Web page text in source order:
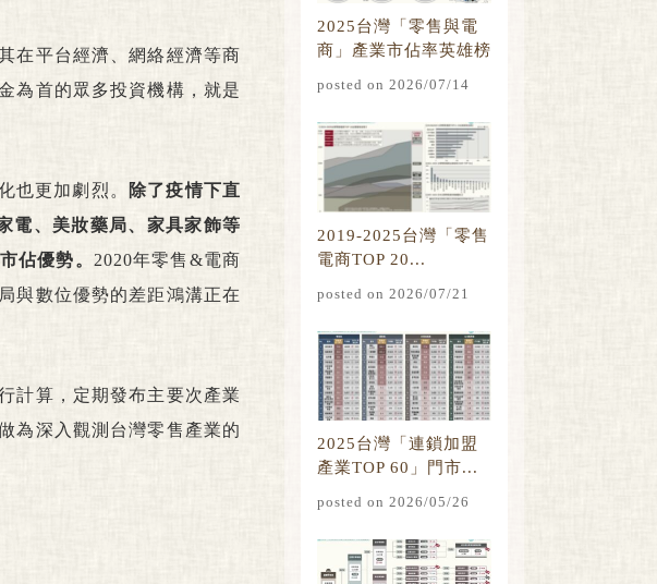
在平台經濟、網絡經濟等商
為首的眾多投資機構，就是
也更加劇烈。
除了疫情下直
電、美妝藥局、家具家飾等
佔優勢。 2020年零售&電商
與數位優勢的差距鴻溝正在
計算，定期發布主要次產業
為深入觀測台灣零售產業的
2025台灣「零售與電
商」產業市佔率英雄榜
posted on 2026/07/14
2019-2025台灣「零售
電商TOP 20...
posted on 2026/07/21
2025台灣「連鎖加盟
產業TOP 60」門市...
posted on 2026/05/26